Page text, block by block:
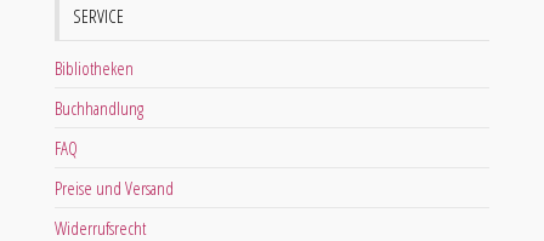
SERVICE
Bibliotheken
Buchhandlung
FAQ
Preise und Versand
Widerrufsrecht